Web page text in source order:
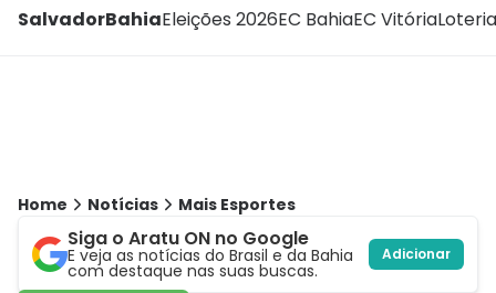
SalvadorBahiaEleições 2026EC BahiaEC Vitória
Home Notícias Mais Esportes
Siga o Aratu ON no Google
E veja as notícias do Brasil e da Bahia
com destaque nas suas buscas.
Adicionar